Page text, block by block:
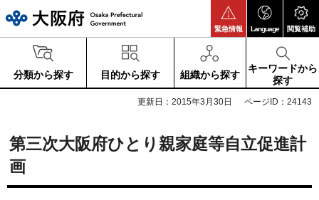
緊急情報 Language 閲覧補助
分類から探す 目的から探す 組織から探す
キーワードから
探す
更新日：2015年3月30日 ページID：24143
第三次大阪府ひとり親家庭等自立促進計
画